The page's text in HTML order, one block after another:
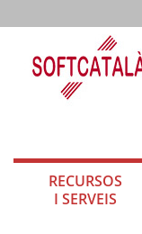
RECURSOS
I SERVEIS